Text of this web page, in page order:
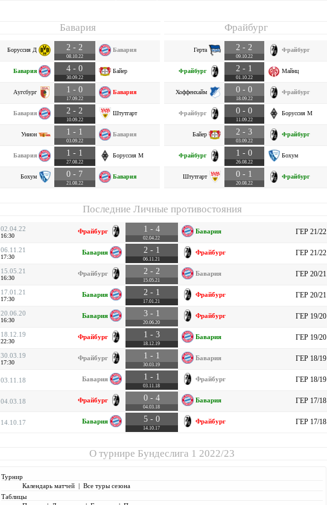
Бавария
Боруссия Д 2 - 2
08.10.22
Бавария
Бавария 4 - 0
30.09.22
Байер
Аугсбург 1 - 0
17.09.22
Бавария
Бавария 2 - 2
10.09.22
Штутгарт
Унион 1 - 1
03.09.22
Бавария
Бавария 1 - 1
27.08.22
Боруссия М
Бохум 0 - 7
21.08.22
Бавария
Фрайбург
Герта 2 - 2
09.10.22
Фрайбург
Фрайбург 2 - 1
01.10.22
Майнц
Хоффенхайм 0 - 0
18.09.22
Фрайбург
Фрайбург 0 - 0
11.09.22
Боруссия М
Байер 2 - 3
03.09.22
Фрайбург
Фрайбург 1 - 0
26.08.22
Бохум
Штутгарт 0 - 1
20.08.22
Фрайбург
Последние Личные противостояния
02.04.22
16:30
Фрайбург 1 - 4
02.04.22
Бавария ГЕР 21/22
06.11.21
17:30
Бавария 2 - 1
06.11.21
Фрайбург ГЕР 21/22
15.05.21
16:30
Фрайбург 2 - 2
15.05.21
Бавария ГЕР 20/21
17.01.21
17:30
Бавария 2 - 1
17.01.21
Фрайбург ГЕР 20/21
20.06.20
16:30
Бавария 3 - 1
20.06.20
Фрайбург ГЕР 19/20
18.12.19
22:30
Фрайбург 1 - 3
18.12.19
Бавария ГЕР 19/20
30.03.19
17:30
Фрайбург 1 - 1
30.03.19
Бавария ГЕР 18/19
03.11.18 Бавария 1 - 1
03.11.18
Фрайбург ГЕР 18/19
04.03.18 Фрайбург 0 - 4
04.03.18
Бавария ГЕР 17/18
14.10.17 Бавария 5 - 0
14.10.17
Фрайбург ГЕР 17/18
О турнире Бундеслига 1 2022/23
Турнир
Календарь матчей| Все туры сезона
Таблицы